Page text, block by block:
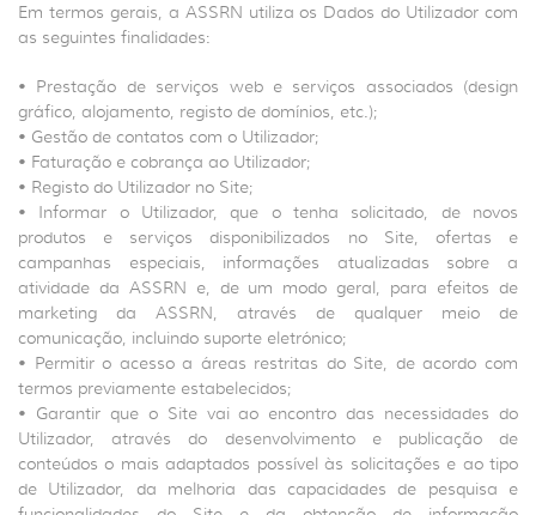
Em termos gerais, a ASSRN utiliza os Dados do Utilizador com
as seguintes finalidades:
• Prestação de serviços web e serviços associados (design
gráfico, alojamento, registo de domínios, etc.);
• Gestão de contatos com o Utilizador;
• Faturação e cobrança ao Utilizador;
• Registo do Utilizador no Site;
• Informar o Utilizador, que o tenha solicitado, de novos
produtos e serviços disponibilizados no Site, ofertas e
campanhas especiais, informações atualizadas sobre a
atividade da ASSRN e, de um modo geral, para efeitos de
marketing da ASSRN, através de qualquer meio de
comunicação, incluindo suporte eletrónico;
• Permitir o acesso a áreas restritas do Site, de acordo com
termos previamente estabelecidos;
• Garantir que o Site vai ao encontro das necessidades do
Utilizador, através do desenvolvimento e publicação de
conteúdos o mais adaptados possível às solicitações e ao tipo
de Utilizador, da melhoria das capacidades de pesquisa e